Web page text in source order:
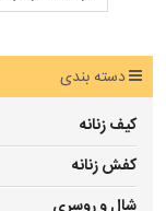
دسته بندی
کیف زنانه
کفش زنانه